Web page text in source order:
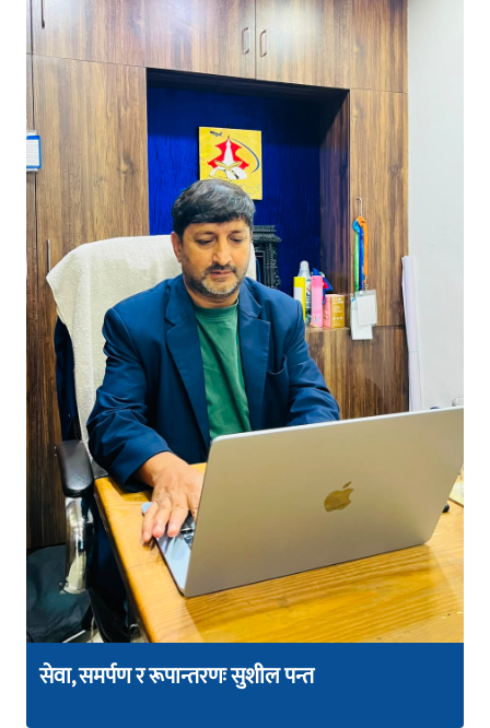
सेवा, समर्पण र रूपान्तरणः सुशील पन्त